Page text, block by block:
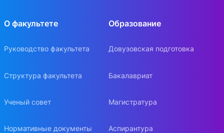
О факультете
Руководство факультета
Структура факультета
Ученый совет
Нормативные документы
Образование
Довузовская подготовка
Бакалавриат
Магистратура
Аспирантура